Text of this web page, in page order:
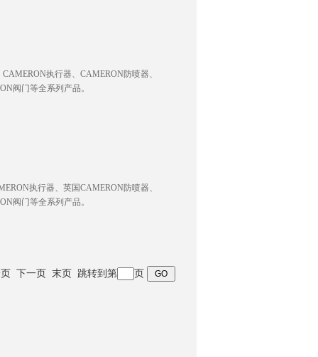
执行器、CAMERON防喷器、
阀门等全系列产品。
执行器、英国CAMERON防喷器、
阀门等全系列产品。
下一页 末页 跳转到第 页